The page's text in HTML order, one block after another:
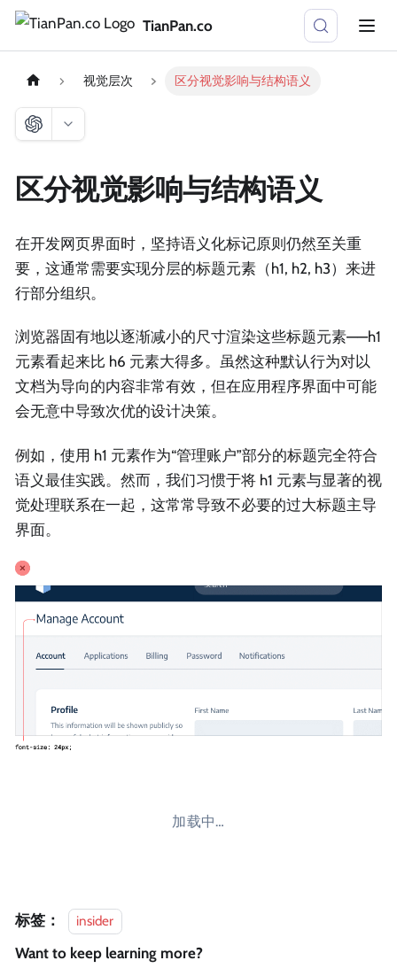
TianPan.co
视觉层次 区分视觉影响与结构语义
区分视觉影响与结构语义
在开发网页界面时，坚持语义化标记原则仍然至关重
要，这通常需要实现分层的标题元素（h1, h2, h3）来进
行部分组织。
浏览器固有地以逐渐减小的尺寸渲染这些标题元素——h1
元素看起来比 h6 元素大得多。虽然这种默认行为对以
文档为导向的内容非常有效，但在应用程序界面中可能
会无意中导致次优的设计决策。
例如，使用 h1 元素作为“管理账户”部分的标题完全符合
语义最佳实践。然而，我们习惯于将 h1 元素与显著的视
觉处理联系在一起，这常常导致不必要的过大标题主导
界面。
加载中…
标签： insider
Want to keep learning more?